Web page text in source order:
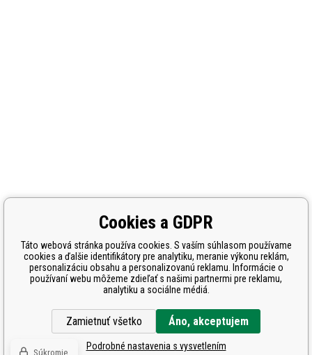
Cookies a GDPR
Táto webová stránka používa cookies. S vaším súhlasom používame
cookies a ďalšie identifikátory pre analytiku, meranie výkonu reklám,
personalizáciu obsahu a personalizovanú reklamu. Informácie o
používaní webu môžeme zdieľať s našimi partnermi pre reklamu,
analytiku a sociálne médiá.
Zamietnuť všetko Áno, akceptujem
Podrobné nastavenia s vysvetlením
Súkromie